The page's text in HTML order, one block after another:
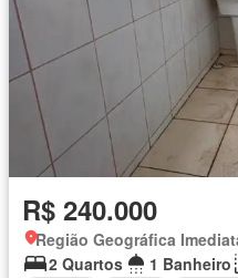
R$ 240.000
Região Geográfica
2 Quartos
1 Banheiro